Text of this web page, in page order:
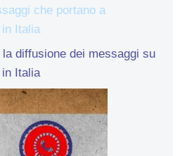
che portano a
Italia
diffusione dei messaggi su
Italia